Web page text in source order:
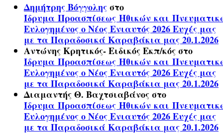
Δημήτρης Βόγγοληςστο
Ίδρυμα Προασπίσεως Ηθικών και
Ευλογημένος ο Νέος Ενιαυτός 2026 Ευχές μας
με τα Παραδοσικά Καραβάκια μας 20.1.2026
Αντώνης Κρητικός- Ειδικός Εκπ/κόςστο
Ίδρυμα Προασπίσεως Ηθικών και
Ευλογημένος ο Νέος Ενιαυτός 2026 Ευχές μας
με τα Παραδοσικά Καραβάκια μας 20.1.2026
Διαμαντής Θ. Βαχτσιαβάνοςστο
Ίδρυμα Προασπίσεως Ηθικών και
Ευλογημένος ο Νέος Ενιαυτός 2026 Ευχές μας
με τα Παραδοσικά Καραβάκια μας 20.1.2026